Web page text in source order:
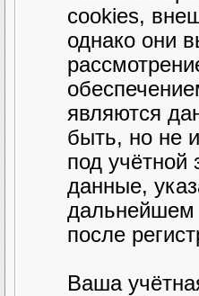
cookies,
однако они
являются
быть, но не
под
данные,
дальнейшем
после
Ваша